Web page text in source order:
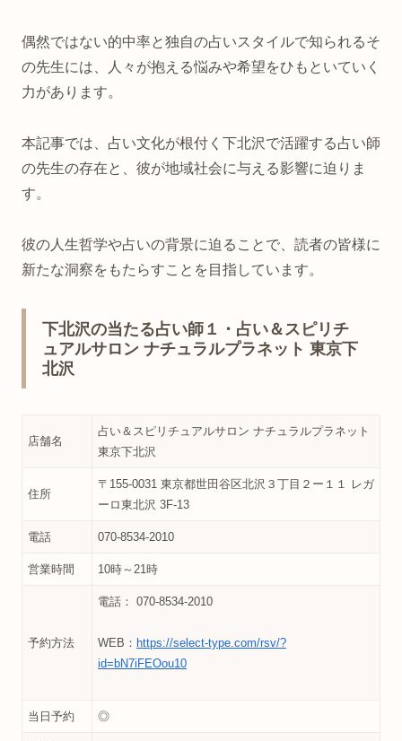
偶然ではない的中率と独自の占いスタイルで知られるそ
の先生には、人々が抱える悩みや希望をひもといていく
力があります。
本記事では、占い文化が根付く下北沢で活躍する占い師
の先生の存在と、彼が地域社会に与える影響に迫りま
す。
彼の人生哲学や占いの背景に迫ることで、読者の皆様に
新たな洞察をもたらすことを目指しています。
下北沢の当たる占い師１・占い＆スピリチ
ュアルサロン ナチュラルプラネット 東京下
北沢
店舗名
占い＆スピリチュアルサロン ナチュラルプラネット
東京下北沢
住所
〒155-0031 東京都世田谷区北沢３丁目２ー１１ レガ
ーロ東北沢 3F-13
電話 070-8534-2010
営業時間 10時～21時
予約方法
電話： 070-8534-2010
WEB： https://select-type.com/rsv/?
id=bN7iFEOou10
当日予約 ◎